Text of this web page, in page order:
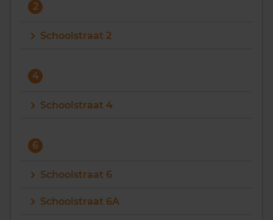
2
Schoolstraat 2
4
Schoolstraat 4
6
Schoolstraat 6
Schoolstraat 6A